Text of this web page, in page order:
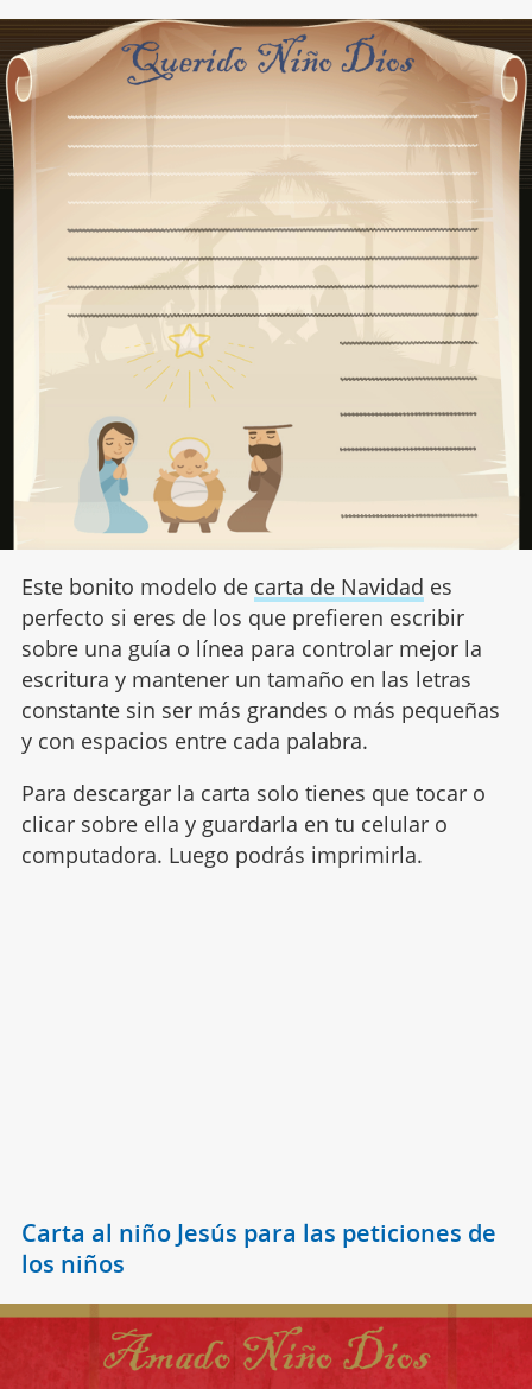
Este bonito modelo de carta de Navidad es
perfecto si eres de los que prefieren escribir
sobre una guía o línea para controlar mejor la
escritura y mantener un tamaño en las letras
constante sin ser más grandes o más pequeñas
y con espacios entre cada palabra.
Para descargar la carta solo tienes que tocar o
clicar sobre ella y guardarla en tu celular o
computadora. Luego podrás imprimirla.
Carta al niño Jesús para las peticiones de
los niños